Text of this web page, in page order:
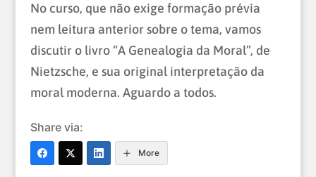
No curso, que não exige formação prévia
nem leitura anterior sobre o tema, vamos
discutir o livro “A Genealogia da Moral”, de
Nietzsche, e sua original interpretação da
moral moderna. Aguardo a todos.
Share via:
More